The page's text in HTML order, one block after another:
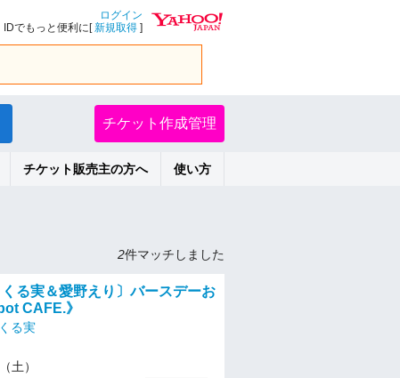
ログイン
IDでもっと便利に[新規取得 ]
チケット作成管理
チケット販売主の方へ 使い方
2件マッチしました
くる実＆愛野えり〕バースデーお
CAFE.》
る実
土）